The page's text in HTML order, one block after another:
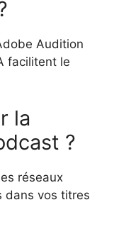
Audition
facilitent le
la
?
réseaux
dans vos titres